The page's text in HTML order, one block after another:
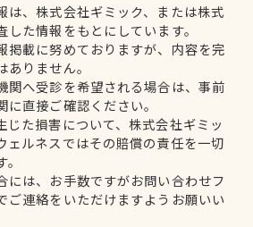
は、株式会社ギミック、または株式
た情報をもとにしています。
掲載に努めておりますが、内容を完
りません。
関へ受診を希望される場合は、事前
直接ご確認ください。
じた損害について、株式会社ギミッ
ェルネスではその賠償の責任を一切
には、お手数ですがお問い合わせフ
ご連絡をいただけますようお願いい